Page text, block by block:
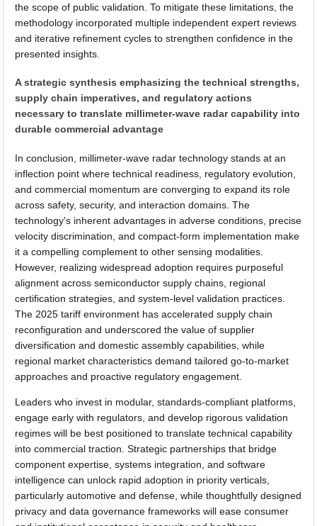
the scope of public validation. To mitigate these limitations, the
methodology incorporated multiple independent expert reviews
and iterative refinement cycles to strengthen confidence in the
presented insights.
A strategic synthesis emphasizing the technical strengths,
supply chain imperatives, and regulatory actions
necessary to translate millimeter-wave radar capability into
durable commercial advantage
In conclusion, millimeter-wave radar technology stands at an
inflection point where technical readiness, regulatory evolution,
and commercial momentum are converging to expand its role
across safety, security, and interaction domains. The
technology's inherent advantages in adverse conditions, precise
velocity discrimination, and compact-form implementation make
it a compelling complement to other sensing modalities.
However, realizing widespread adoption requires purposeful
alignment across semiconductor supply chains, regional
certification strategies, and system-level validation practices.
The 2025 tariff environment has accelerated supply chain
reconfiguration and underscored the value of supplier
diversification and domestic assembly capabilities, while
regional market characteristics demand tailored go-to-market
approaches and proactive regulatory engagement.
Leaders who invest in modular, standards-compliant platforms,
engage early with regulators, and develop rigorous validation
regimes will be best positioned to translate technical capability
into commercial traction. Strategic partnerships that bridge
component expertise, systems integration, and software
intelligence can unlock rapid adoption in priority verticals,
particularly automotive and defense, while thoughtfully designed
privacy and data governance frameworks will ease consumer